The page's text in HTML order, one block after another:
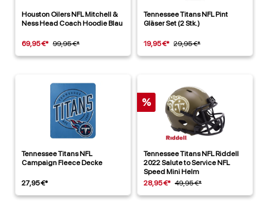
Houston Oilers NFL Mitchell &
Ness Head Coach Hoodie Blau
69,95 €* 99,95 €*
Tennessee Titans NFL Pint
Gläser Set (2 Stk.)
19,95 €* 29,95 €*
Tennessee Titans NFL
Campaign Fleece Decke
27,95 €*
%
Tennessee Titans NFL Riddell
2022 Salute to Service NFL
Speed Mini Helm
28,95 €* 49,95 €*